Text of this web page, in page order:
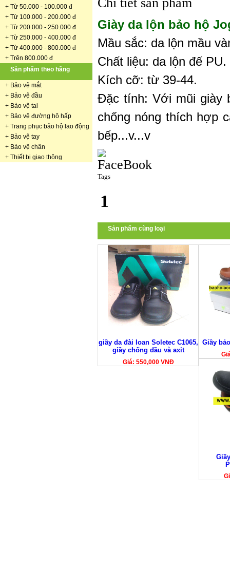
+ Từ 50.000 - 100.000 đ
+ Từ 100.000 - 200.000 đ
+ Từ 200.000 - 250.000 đ
+ Từ 250.000 - 400.000 đ
+ Từ 400.000 - 800.000 đ
+ Trên 800.000 đ
Sản phẩm theo hãng
+ Bảo vệ mắt
+ Bảo vệ đầu
+ Bảo vệ tai
+ Bảo vệ đường hô hấp
+ Trang phục bảo hộ lao động
+ Bảo vệ tay
+ Bảo vệ chân
+ Thiết bị giao thông
Giày da lộn bảo hộ
Mầu sắc: da lộn mầu
Chất liệu: da lộn đế PU.
Kích cỡ: từ 39-44.
Đặc tính: Với mũi giày
chống nóng thích hợp
bếp...v...v
Tags
1
Sản phẩm cùng loại
giầy da đài loan Soletec C1065,
giầy chống dầu và axit
Giá: 550,000 VNĐ
Giầy